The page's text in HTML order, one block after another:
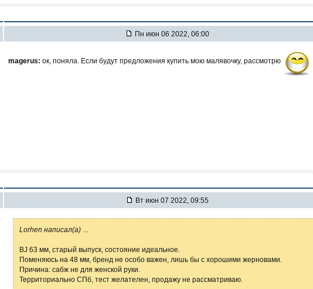
Пн июн 06 2022, 06:00
magerus: ок, поняла. Если будут предложения купить мою малявочку, рассмотрю
Вт июн 07 2022, 09:55
Lorhen написал(а)
BJ 63 мм, старый выпуск, состояние идеальное.
Поменяюсь на 48 мм, бренд не особо важен, лишь бы с хорошими жерновами.
Причина: сабж не для женской руки.
Территориально СПб, тест желателен, продажу не рассматриваю.